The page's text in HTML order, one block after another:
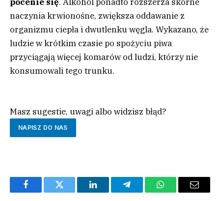
naczynia krwionośne, zwiększa oddawanie z
organizmu ciepła i dwutlenku węgla. Wykazano, że
ludzie w krótkim czasie po spożyciu piwa
przyciągają więcej komarów od ludzi, którzy nie
konsumowali tego trunku.
Masz sugestie, uwagi albo widzisz błąd?
NAPISZ DO NAS
FacebookTwitter LinkedInTelegramWhatsAppEmail